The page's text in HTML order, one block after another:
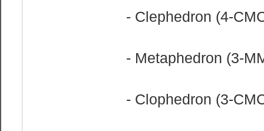
- Clephedron (4-
- Metaphedron (3-
- Clophedron (3-